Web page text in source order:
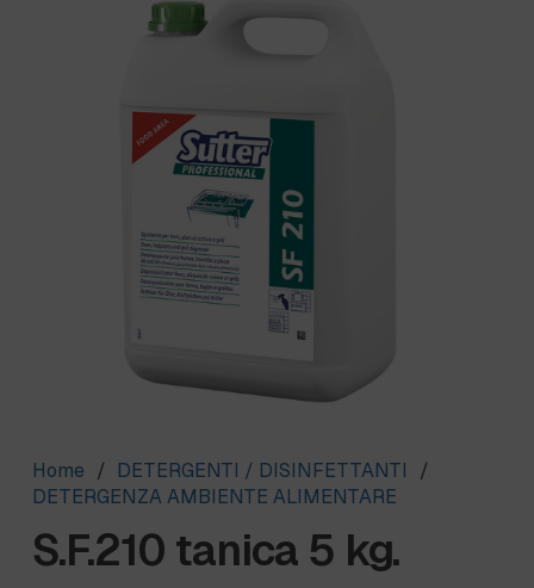
Home / DETERGENTI / DISINFETTANTI
/
DETERGENZA AMBIENTE ALIMENTARE
S.F.210 tanica 5 kg.